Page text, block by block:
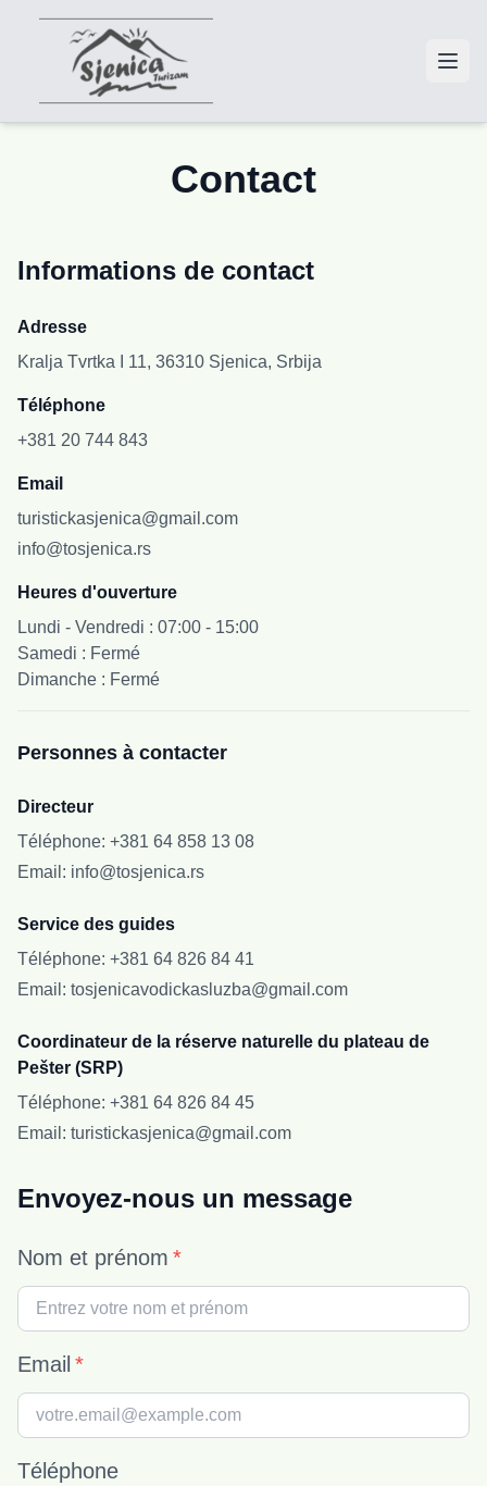
Contact
Informations de contact
Adresse
Kralja Tvrtka I 11, 36310 Sjenica, Srbija
Téléphone
+381 20 744 843
Email
turistickasjenica@gmail.com
info@tosjenica.rs
Heures d'ouverture
Lundi - Vendredi : 07:00 - 15:00
Samedi : Fermé
Dimanche : Fermé
Personnes à contacter
Directeur
Téléphone: +381 64 858 13 08
Email : info@tosjenica.rs
Service des guides
Téléphone: +381 64 826 84 41
Email : tosjenicavodickasluzba@gmail.com
Coordinateur de la réserve naturelle du plateau de
Pešter (SRP)
Téléphone: +381 64 826 84 45
Email : turistickasjenica@gmail.com
Envoyez-nous un message
Nom et prénom *
Email *
Téléphone